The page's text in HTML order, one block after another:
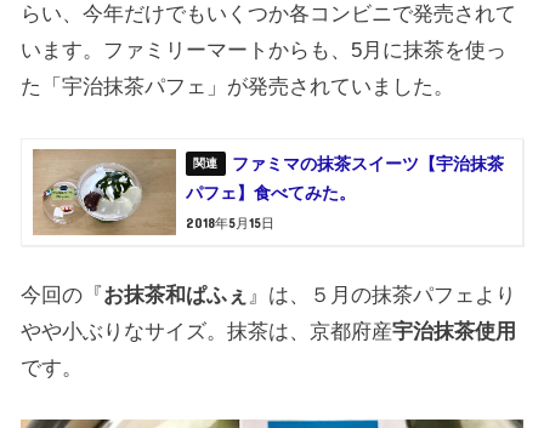
らい、今年だけでもいくつか各コンビニで発売されて
います。ファミリーマートからも、5月に抹茶を使っ
た「宇治抹茶パフェ」が発売されていました。
ファミマの抹茶スイーツ【宇治抹茶
パフェ】食べてみた。
2018年5月15日
今回の『お抹茶和ぱふぇ 』は、５月の抹茶パフェより
やや小ぶりなサイズ。抹茶は、京都府産宇治抹茶使用
です。